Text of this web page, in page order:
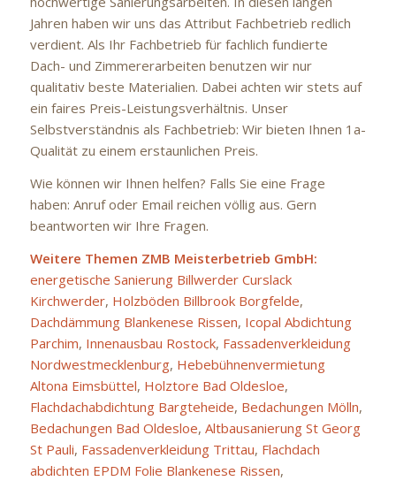
Jahren haben wir uns das Attribut Fachbetrieb redlich
verdient. Als Ihr Fachbetrieb für fachlich fundierte
Dach- und Zimmererarbeiten benutzen wir nur
qualitativ beste Materialien. Dabei achten wir stets auf
ein faires Preis-Leistungsverhältnis. Unser
Selbstverständnis als Fachbetrieb: Wir bieten Ihnen 1a-
Qualität zu einem erstaunlichen Preis.
Wie können wir Ihnen helfen? Falls Sie eine Frage
haben: Anruf oder Email reichen völlig aus. Gern
beantworten wir Ihre Fragen.
Weitere Themen ZMB Meisterbetrieb GmbH:
energetische Sanierung Billwerder Curslack
Kirchwerder, Holzböden Billbrook Borgfelde,
Dachdämmung Blankenese Rissen, Icopal Abdichtung
Parchim, Innenausbau Rostock, Fassadenverkleidung
Nordwestmecklenburg, Hebebühnenvermietung
Altona Eimsbüttel, Holztore Bad Oldesloe,
Flachdachabdichtung Bargteheide, Bedachungen Mölln,
Bedachungen Bad Oldesloe, Altbausanierung St Georg
St Pauli, Fassadenverkleidung Trittau, Flachdach
abdichten EPDM Folie Blankenese Rissen,